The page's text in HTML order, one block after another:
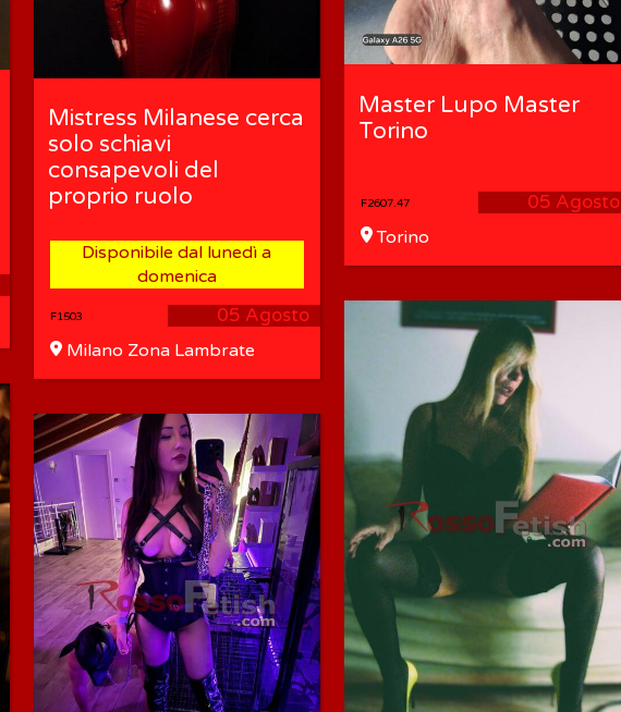
Mistress Milanese cerca
solo schiavi
consapevoli del
proprio ruolo
Disponibile dal lunedì a
domenica
05 Agosto
F1503
Milano Zona Lambrate
Master Lupo Master
Torino
05 Agosto
F2607.47
Torino